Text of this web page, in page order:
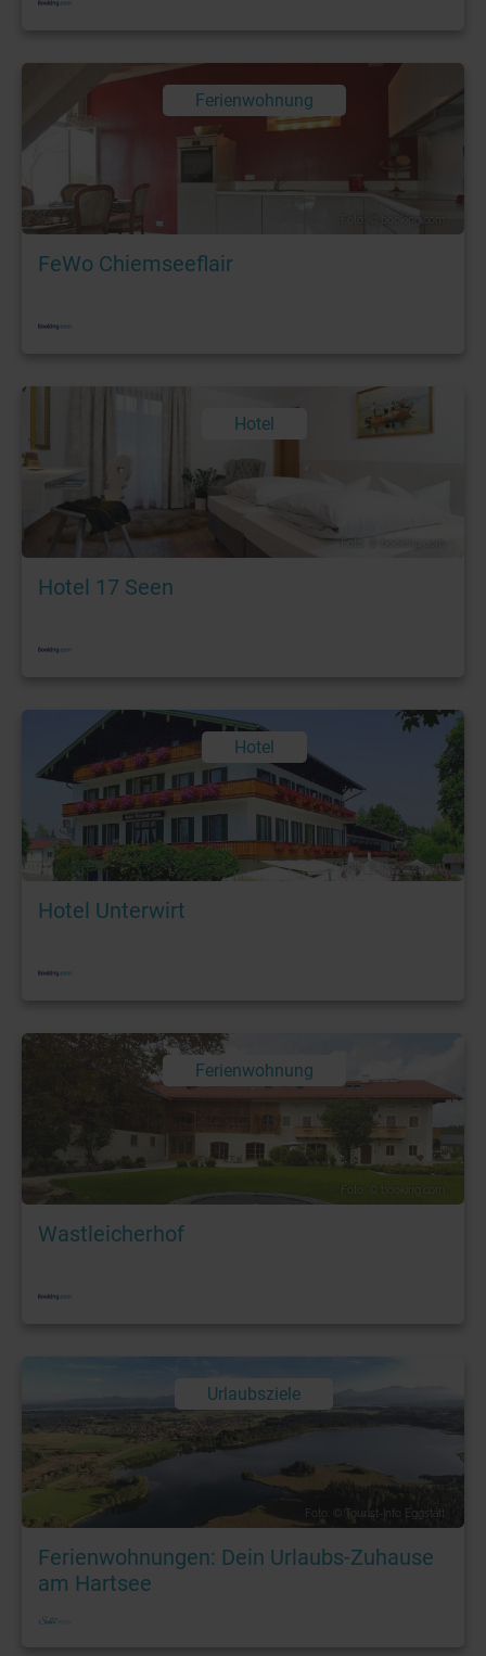
Ferienwohnung
Foto: © booking.com
FeWo Chiemseeflair
Hotel
Hotel 17 Seen
Hotel
Foto: © booking.com
Hotel Unterwirt
Ferienwohnung
Foto: © booking.com
Wastleicherhof
Urlaubsziele
Foto: © Tourist-Info Eggstätt
Ferienwohnungen: Dein Urlaubs-Zuhause
am Hartsee